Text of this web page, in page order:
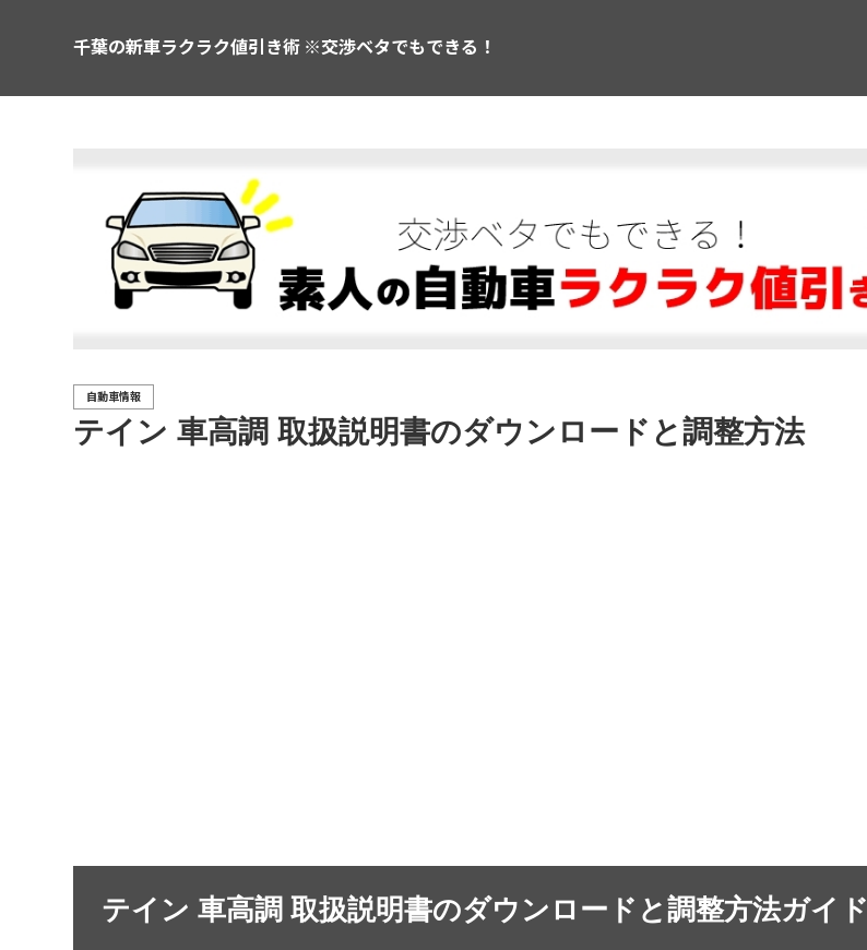
千葉の新車ラクラク値引き術 ※交渉ベタでもできる！
テイン 車高調 取扱説明書のダウンロードと調整方法
自動車情報
テイン 車高調 取扱説明書のダウンロードと調整方法ガイド